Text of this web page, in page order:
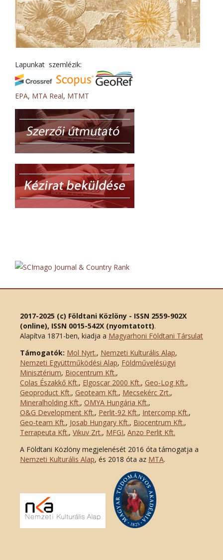
Lapunkat szemlézik:
EPA, MTA Real, MTMT
2017-2025 (c) Földtani Közlöny - ISSN 2559-902X
(online), ISSN 0015-542X (nyomtatott).
Alapítva 1871-ben, kiadja a Magyarhoni Földtani Társulat
Támogatók: Mol Nyrt., Nemzeti Kulturális Alap,
Nemzeti Együttműködési Alap, Földművelésügyi
Minisztérium, Biocentrum Kft.,
Colas Északkő Kft., Elgoscar 2000 Kft., Geo-Log Kft.,
Geoproduct Kft., Geoteam Kft., Mecsekérc Zrt.,
Mineralholding Kft., OMYA Hungária Kft.,
O&G Development Kft., Perlit-92 Kft., Intercomp Kft.,
Geo-team Kft., Josab Hungary Kft., Biocentrum Kft.,
Terrapeuta Kft., Vikuv Zrt., MFGI, Anzo Perlit Kft.
A Földtani Közlöny megjelenését 2016 óta támogatja a
Nemzeti Kulturális Alap, és 2018 óta az MTA.